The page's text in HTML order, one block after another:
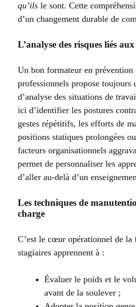
qu’ils le sont. Cette
d’un changement durable de
L’analyse des risques liés
Un bon formateur en prévention
professionnels propose toujours
d’analyse des situations de
ici d’identifier les postures
gestes répétitifs, les efforts de
positions statiques prolongées
facteurs organisationnels
permet de personnaliser les
d’aller au-delà d’un
Les techniques de
charge
C’est le cœur opérationnel de la
stagiaires apprennent à :
Évaluer le poids et le
avant de la soulever ;